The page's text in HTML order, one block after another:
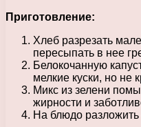
Приготовление:
Хлеб разрезать
пересыпать в нее
Белокочанную
мелкие куски, но не
Микс из зелени
жирности и
На блюдо разложить